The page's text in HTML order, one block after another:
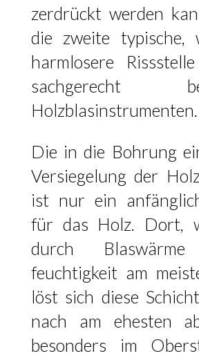
zerdrückt werden
die zweite typische,
harmlosere
sachgerecht
Holzblasinstrumenten.
Die in die Bohrung
Versiegelung der
ist nur ein
für das Holz. Dort,
durch
feuchtigkeit am
löst sich diese
nach am ehesten
besonders im